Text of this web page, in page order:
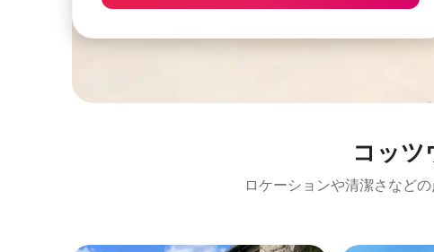
コッ
ロケーションや清潔さなど